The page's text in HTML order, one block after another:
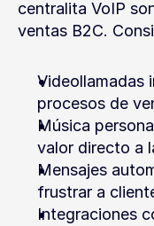
centralita VoIP
ventas B2C.
Videollamadas
procesos de
Música
valor directo a
Mensajes
frustrar a
Integraciones